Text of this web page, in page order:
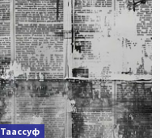
Таассуф